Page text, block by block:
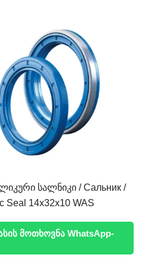
სალნიკი / Сальник /
Seal 14x32x10 WAS
მოთხოვნა WhatsApp-